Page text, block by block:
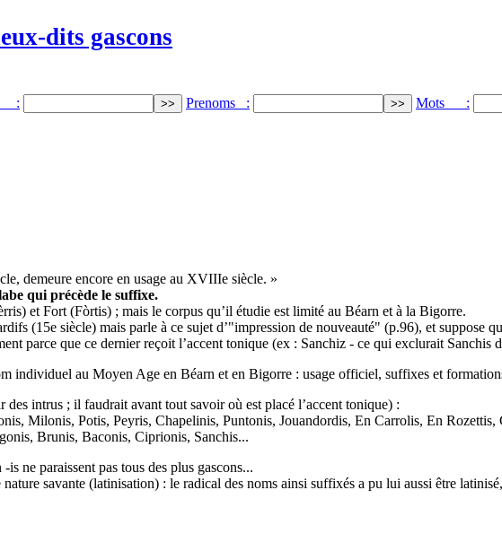
dits gascons
: Prenoms : Mots :
demeure encore en usage au XVIIIe siècle. »
qui précède le suffixe.
et Fort (Fòrtis) ; mais le corpus qu’il étudie est limité au Béarn et à la Bigorre.
(15e siècle) mais parle à ce sujet d’"impression de nouveauté" (p.96), et suppose
parce que ce dernier reçoit l’accent tonique (ex : Sanchiz - ce qui exclurait Sanchis
individuel au Moyen Age en Béarn et en Bigorre : usage officiel, suffixes et
intrus ; il faudrait avant tout savoir où est placé l’accent tonique) :
Milonis, Potis, Peyris, Chapelinis, Puntonis, Jouandordis, En Carrolis, En
Brunis, Baconis, Ciprionis, Sanchis...
ne paraissent pas tous des plus gascons...
savante (latinisation) : le radical des noms ainsi suffixés a pu lui aussi être